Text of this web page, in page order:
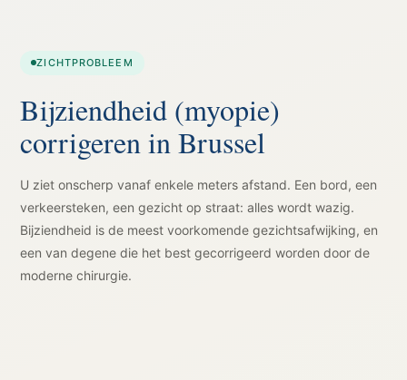
ZICHTPROBLEEM
Bijziendheid (myopie)
corrigeren in Brussel
U ziet onscherp vanaf enkele meters afstand. Een bord, een
verkeersteken, een gezicht op straat: alles wordt wazig.
Bijziendheid is de meest voorkomende gezichtsafwijking, en
een van degene die het best gecorrigeerd worden door de
moderne chirurgie.